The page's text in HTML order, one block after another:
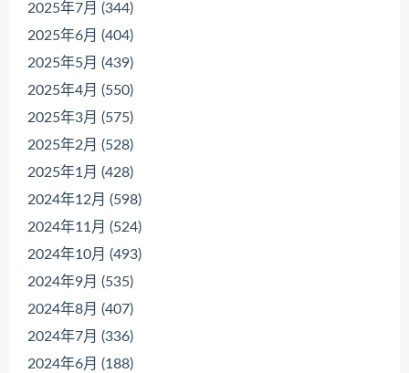
2025年7月 (344)
2025年6月 (404)
2025年5月 (439)
2025年4月 (550)
2025年3月 (575)
2025年2月 (528)
2025年1月 (428)
2024年12月 (598)
2024年11月 (524)
2024年10月 (493)
2024年9月 (535)
2024年8月 (407)
2024年7月 (336)
2024年6月 (188)